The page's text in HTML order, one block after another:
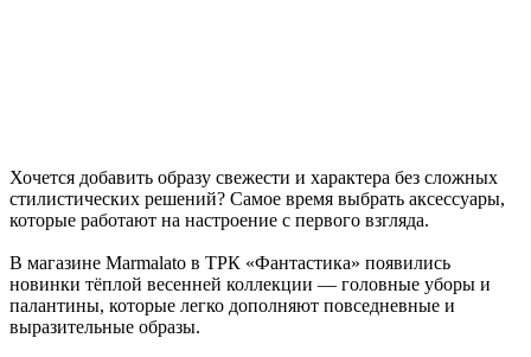
Хочется добавить образу свежести и характера без сложных
стилистических решений? Самое время выбрать аксессуары,
которые работают на настроение с первого взгляда.
В магазине Marmalato в ТРК «Фантастика» появились
новинки тёплой весенней коллекции — головные уборы и
палантины, которые легко дополняют повседневные и
выразительные образы.